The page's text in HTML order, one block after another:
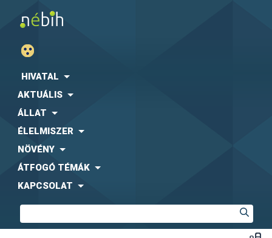
HIVATAL
AKTUÁLIS
ÁLLAT
ÉLELMISZER
NÖVÉNY
ÁTFOGÓ TÉMÁK
KAPCSOLAT